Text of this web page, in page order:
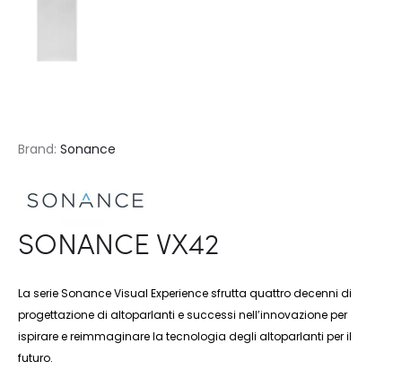
Brand: Sonance
SONANCE VX42
La serie Sonance Visual Experience sfrutta quattro decenni di
progettazione di altoparlanti e successi nell’innovazione per
ispirare e reimmaginare la tecnologia degli altoparlanti per il
futuro.